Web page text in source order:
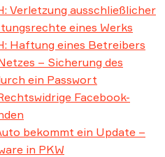
Verletzung ausschließlicher
eines Werks
Haftung eines Betreibers
– Sicherung des
ein Passwort
Facebook-
bekommt ein Update –
in PKW